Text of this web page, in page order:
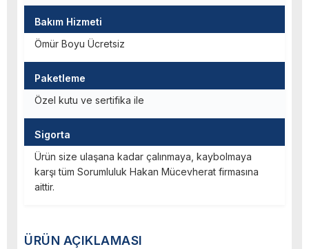
ÜRÜN AÇIKLAMASI
Bakım Hizmeti
Ömür Boyu Ücretsiz
Paketleme
Özel kutu ve sertifika ile
Sigorta
Ürün size ulaşana kadar çalınmaya, kaybolmaya
karşı tüm Sorumluluk Hakan Mücevherat firmasına
aittir.